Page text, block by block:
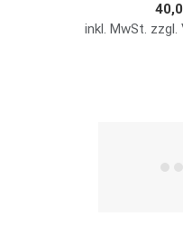
inkl. MwSt.